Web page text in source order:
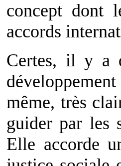
concept dont
accords
Certes, il y a
même, très
guider par les
Elle accorde